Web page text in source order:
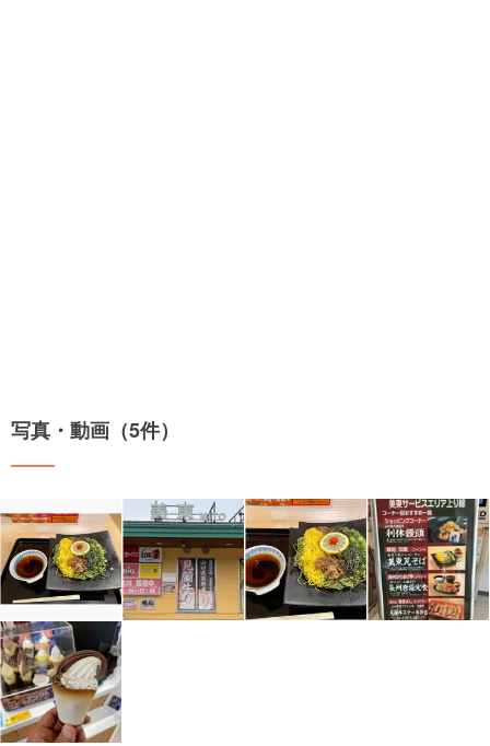
写真・動画（5件）